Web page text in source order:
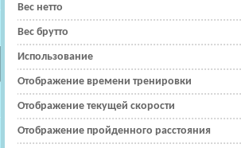
Вес нетто
Вес брутто
Использование
Отображение времени тренировки
Отображение текущей скорости
Отображение пройденного расстояния